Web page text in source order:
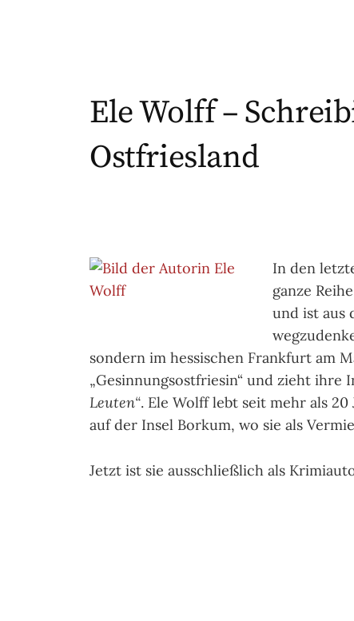
Ele Wolff –
Ostfriesland
In den
ganze
und ist aus
sondern im hessischen Frankfurt am
„Gesinnungsostfriesin“ und zieht ihre
Leuten“. Ele Wolff lebt seit mehr als
auf der Insel Borkum, wo sie als
Jetzt ist sie ausschließlich als